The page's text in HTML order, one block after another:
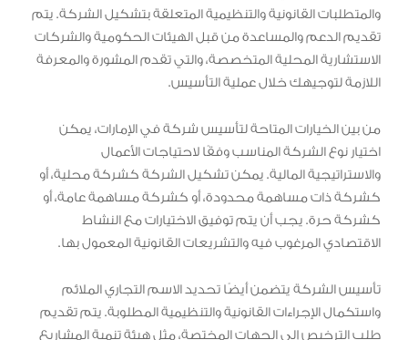
والمتطلبات القانونية والتنظيمية المتعلقة بتشكيل الشركة. يتم
تقديم الدعم والمساعدة من قبل الهيئات الحكومية والشركات
الاستشارية المحلية المتخصصة، والتي تقدم المشورة والمعرفة
اللازمة لتوجيهك خلال عملية التأسيس.
من بين الخيارات المتاحة لتأسيس شركة في الإمارات، يمكن
اختيار نوع الشركة المناسب وفقًا لاحتياجات الأعمال
والاستراتيجية المالية. يمكن تشكيل الشركة كشركة محلية، أو
كشركة ذات مساهمة محدودة، أو كشركة مساهمة عامة، أو
كشركة حرة. يجب أن يتم توفيق الاختيارات مع النشاط
الاقتصادي المرغوب فيه والتشريعات القانونية المعمول بها.
تأسيس الشركة يتضمن أيضًا تحديد الاسم التجاري الملائم
واستكمال الإجراءات القانونية والتنظيمية المطلوبة. يتم تقديم
طلب الترخيص إلى الجهات المختصة، مثل هيئة تنمية المشاريع